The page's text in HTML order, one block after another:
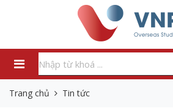
Trang chủ Tin tức